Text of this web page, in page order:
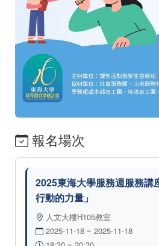
報名場次
2025東海大學服務週服務講
行動的力量」
人文大樓H105教室
2025-11-18 ~ 2025-11-18